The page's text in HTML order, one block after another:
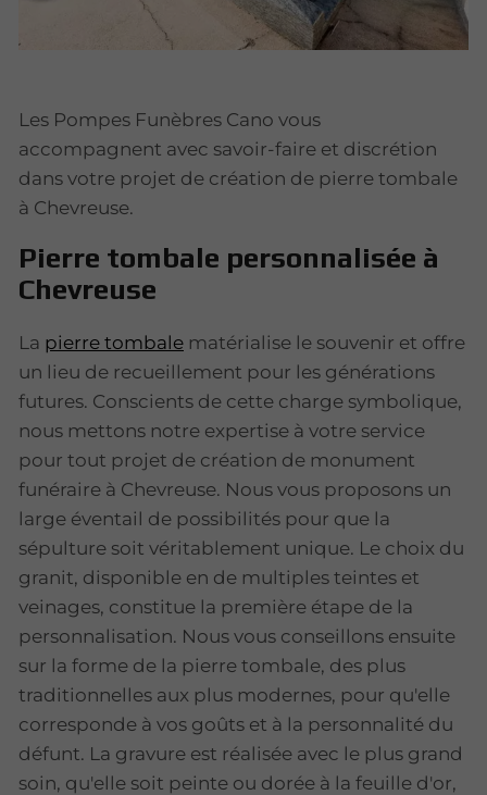
Les Pompes Funèbres Cano vous
accompagnent avec savoir-faire et discrétion
dans votre projet de création de pierre tombale
à Chevreuse.
Pierre tombale personnalisée à
Chevreuse
La pierre tombale matérialise le souvenir et offre
un lieu de recueillement pour les générations
futures. Conscients de cette charge symbolique,
nous mettons notre expertise à votre service
pour tout projet de création de monument
funéraire à Chevreuse. Nous vous proposons un
large éventail de possibilités pour que la
sépulture soit véritablement unique. Le choix du
granit, disponible en de multiples teintes et
veinages, constitue la première étape de la
personnalisation. Nous vous conseillons ensuite
sur la forme de la pierre tombale, des plus
traditionnelles aux plus modernes, pour qu'elle
corresponde à vos goûts et à la personnalité du
défunt. La gravure est réalisée avec le plus grand
soin, qu'elle soit peinte ou dorée à la feuille d'or,